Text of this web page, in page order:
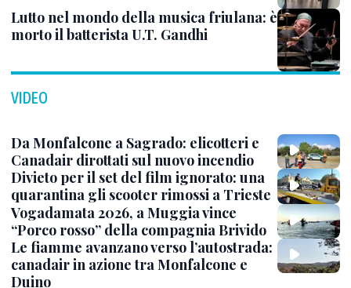
Lutto nel mondo della musica friulana: è
morto il batterista U.T. Gandhi
VIDEO
Da Monfalcone a Sagrado: elicotteri e
Canadair dirottati sul nuovo incendio
Divieto per il set del film ignorato: una
quarantina gli scooter rimossi a Trieste
Vogadamata 2026, a Muggia vince
“Porco rosso” della compagnia Brivido
Le fiamme avanzano verso l’autostrada:
canadair in azione tra Monfalcone e
Duino